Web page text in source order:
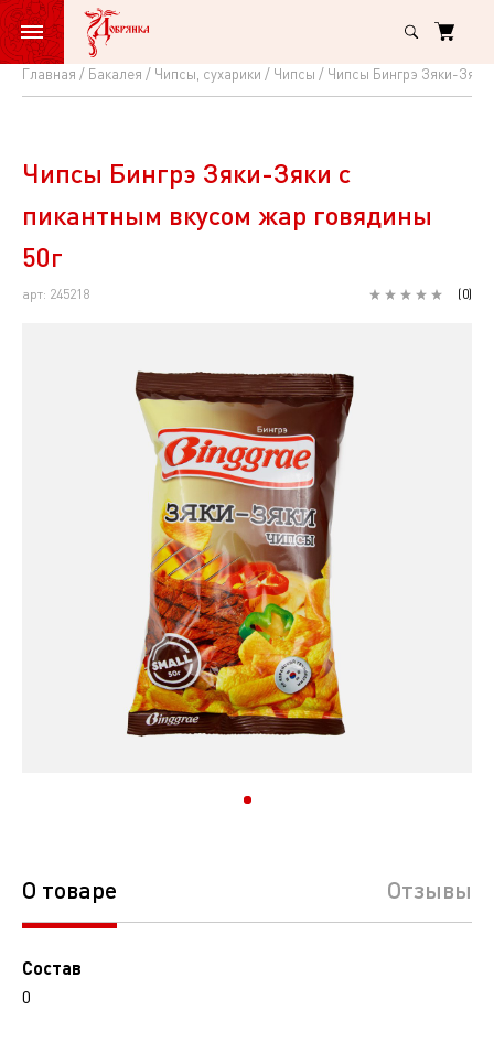
Главная Бакалея Чипсы, сухарики Чипсы Чипсы Бингрэ Зяки-Зяки
Чипсы
Зяки-
Зяки
пикантным
вкусом
говядины
Чипсы Бингрэ Зяки-Зяки с
пикантным вкусом жар говядины
50г
арт: 245218 (0)
О товаре Отзывы
Состав
0